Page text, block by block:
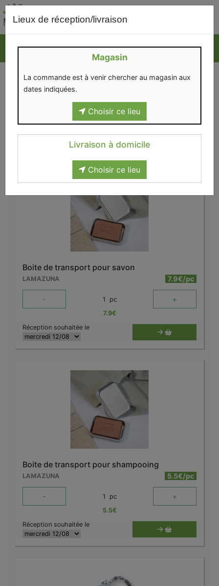
Lieux de réception/livraison
Magasin
La commande est à venir chercher au magasin aux
dates indiquées.
Choisir ce lieu
Livraison à domicile
Choisir ce lieu
AUTRES
Autres
Boite de transport pour savon
LAMAZUNA 7.9€/pc
- 1 pc +
7.9€
Réception souhaitée le
Boite de transport pour shampooing
LAMAZUNA 5.5€/pc
- 1 pc +
5.5€
Réception souhaitée le